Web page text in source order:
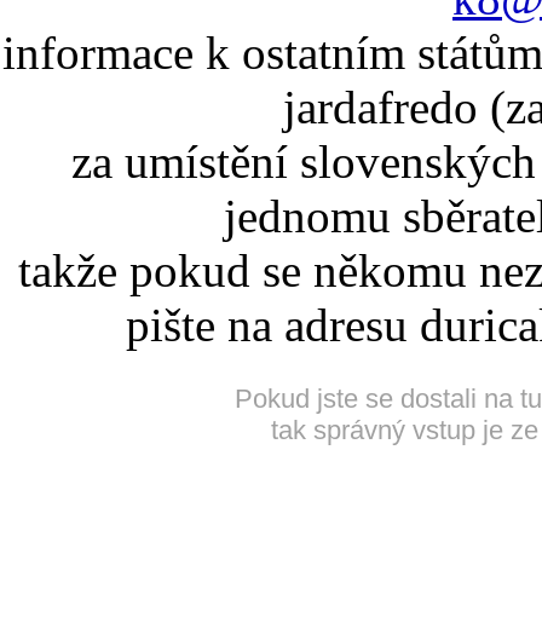
informace k ostatním
jardafredo
za umístění
jednomu
takže pokud se někomu
pište na adresu
Pokud jste se dostali na
tak správný vstup je